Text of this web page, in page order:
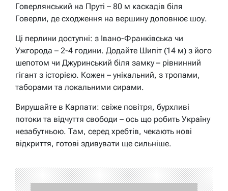
Говерлянський на Пруті – 80 м каскадів біля
Говерли, де сходження на вершину доповнює шоу.
Ці перлини доступні: з Івано-Франківська чи
Ужгорода – 2-4 години. Додайте Шипіт (14 м) з його
шепотом чи Джуринський біля замку – рівнинний
гігант з історією. Кожен – унікальний, з тропами,
таборами та локальними сирами.
Вирушайте в Карпати: свіже повітря, бурхливі
потоки та відчуття свободи – ось що робить Україну
незабутньою. Там, серед хребтів, чекають нові
відкриття, готові здивувати ще сильніше.